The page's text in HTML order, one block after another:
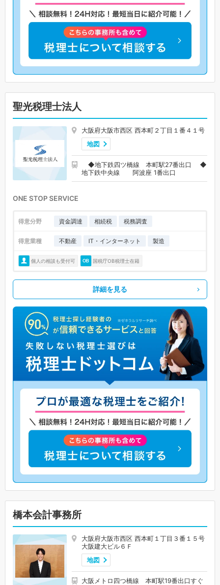
聖光税理士法人
大阪府大阪市西区 西本町２丁目１番４１号
地図
◆地下鉄四ツ橋線 本町駅27番出口 ◆
地下鉄中央線 阿波座 1番出口
ONE STOP SERVICE
得意分野 資金調達 相続税 税務調査
得意業種 不動産 IT・インターネット 製造
個人の相談も受付可 国税庁OB税理士在籍
詳細を見る
橋本会計事務所
大阪府大阪市西区 西本町１丁目３番１５号
大阪建大ビル６Ｆ
地図
大阪メトロ四つ橋線 本町駅19番出口すぐ